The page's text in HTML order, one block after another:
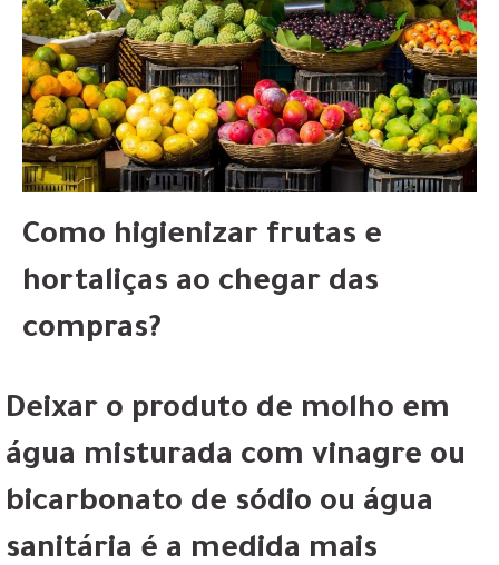
Como higienizar frutas e
hortaliças ao chegar das
compras?
Deixar o produto de molho em
água misturada com vinagre ou
bicarbonato de sódio ou água
sanitária é a medida mais